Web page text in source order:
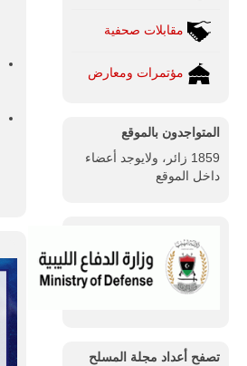
مقابلات صحفية
مؤتمرات ومعارض
المتواجدون بالموقع
1859 زائر، ولايوجد أعضاء
داخل الموقع
تصفح أعداد مجلة المسلح